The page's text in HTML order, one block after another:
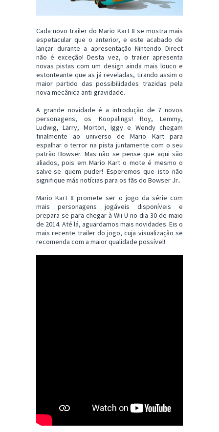
Cada novo trailer do Mario Kart 8 se mostra mais
espetacular que o anterior, e este acabado de
lançar durante a apresentação Nintendo Direct
não é exceção! Desta vez, o trailer apresenta
novas pistas com um design ainda mais louco e
estonteante que as já reveladas, tirando assim o
maior partido das possibilidades trazidas pela
nova mecânica anti-gravidade.
A grande novidade é a introdução de 7 novos
personagens, os Koopalings! Roy, Lemmy,
Ludwig, Larry, Morton, Iggy e Wendy chegam
finalmente ao universo de Mario Kart para
espalhar o terror na pista juntamente com o seu
patrão Bowser. Mas não se pense que aqui são
aliados, pois em Mario Kart o mote é mesmo o
salve-se quem puder! Esperemos que isto não
signifique más notícias para os fãs do Bowser Jr..
Mario Kart 8 promete ser o jogo da série com
mais personagens jogáveis disponíveis e
prepara-se para chegar à Wii U no dia 30 de maio
de 2014. Até lá, aguardamos mais novidades. Eis o
mais recente trailer do jogo, cuja visualização se
recomenda com a maior qualidade possível!